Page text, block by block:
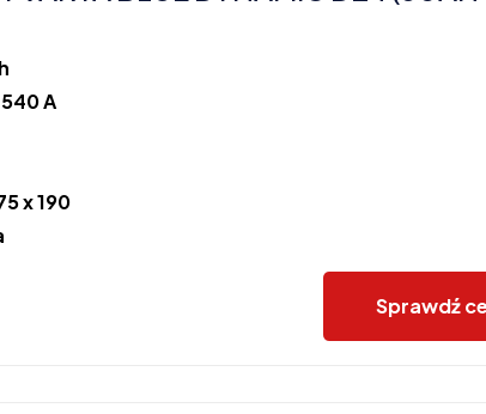
540 A
x 190
Sprawdź